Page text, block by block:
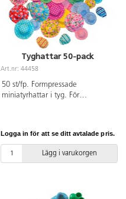
Tyghattar 50-pack
Art.nr: 44458
50 st/fp. Formpressade
miniatyrhattar i tyg. För
kepsar och solhattar. PVC-fri.
Logga in för att se ditt avtalade pris.
Lägg i varukorgen